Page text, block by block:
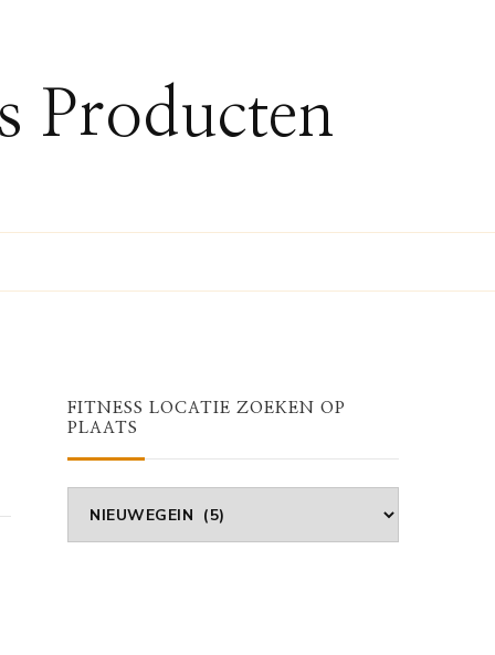
Producten
FITNESS LOCATIE ZOEKEN OP
PLAATS
Fitness
Locatie